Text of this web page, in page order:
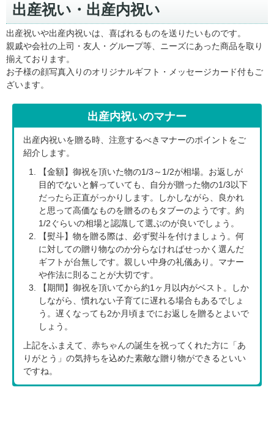
出産祝い・出産内祝い
出産祝いや出産内祝いは、喜ばれるものを送りたいものです。
親戚や会社の上司・友人・グループ等、ニーズにあった商品を取り
揃えております。
お子様の顔写真入りのオリジナルギフト・メッセージカード付もご
ざいます。
出産内祝いのマナー
出産内祝いを贈る時、注意するべきマナーのポイントをご
紹介します。
【金額】御祝を頂いた物の1/3～1/2が相場。お返しが
目的でないと解っていても、自分が贈った物の1/3以下
だったら正直がっかりします。しかしながら、良かれ
と思って高価なものを贈るのもタブーのようです。約
1/2ぐらいの相場と認識して選ぶのが良いでしょう。
【熨斗】物を贈る際は、必ず熨斗を付けましょう。何
に対しての贈り物なのか分らなければせっかく選んだ
ギフトが台無しです。親しい中身の礼儀あり。マナー
や作法に則ることが大切です。
【期間】御祝を頂いてから約1ヶ月以内がベスト。しか
しながら、慣れない子育てに遅れる場合もあるでしょ
う。遅くなっても2か月頃までにお返しを贈るとよいで
しょう。
上記をふまえて、赤ちゃんの誕生を祝ってくれた方に「あ
りがとう」の気持ちを込めた素敵な贈り物ができるといい
ですね。